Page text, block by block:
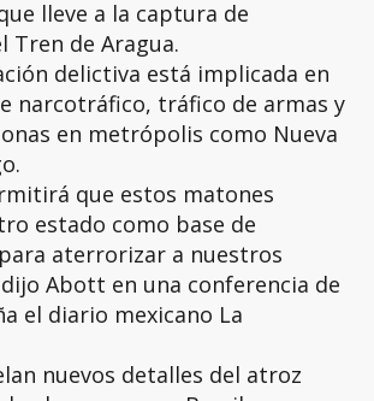
lleve a la captura de
Tren de Aragua.
delictiva está implicada en
narcotráfico, tráfico de armas y
en metrópolis como Nueva
que estos matones
estado como base de
aterrorizar a nuestros
dijo Abott en una conferencia de
el diario mexicano La
nuevos detalles del atroz